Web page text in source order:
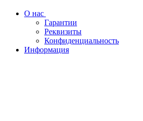
О нас
Гарантии
Реквизиты
Конфиденциальность
Информация